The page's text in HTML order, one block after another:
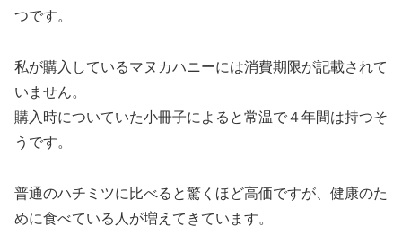
つです。
私が購入しているマヌカハニーには消費期限が記載されて
いません。
購入時についていた小冊子によると常温で４年間は持つそ
うです。
普通のハチミツに比べると驚くほど高価ですが、健康のた
めに食べている人が増えてきています。